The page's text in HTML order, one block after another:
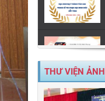
THƯ VIỆN ẢNH